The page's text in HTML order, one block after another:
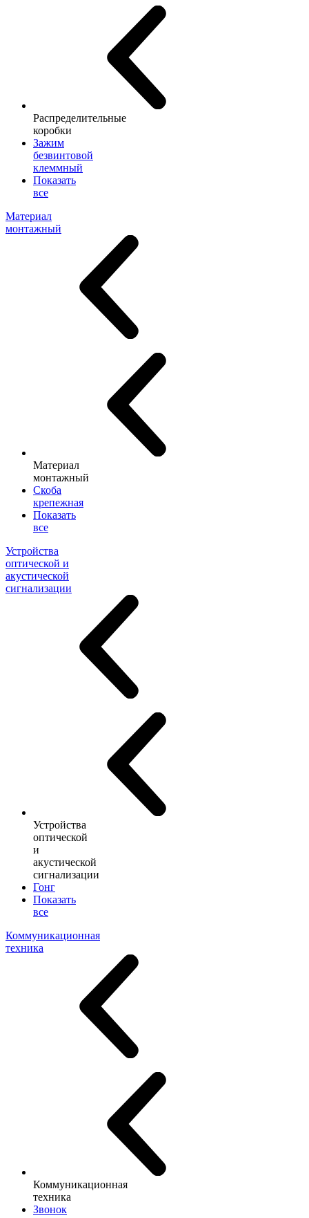
Распределительные
коробки
Зажим
безвинтовой
клеммный
Показать
все
Материал
монтажный
Материал
монтажный
Скоба
крепежная
Показать
все
Устройства
оптической и
акустической
сигнализации
Устройства
оптической
и
акустической
сигнализации
Гонг
Показать
все
Коммуникационная
техника
Коммуникационная
техника
Звонок